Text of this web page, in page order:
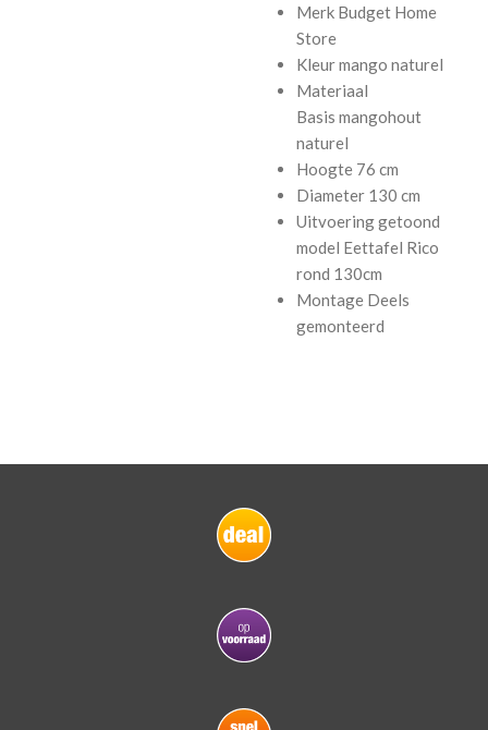
Merk Budget Home
Store
Kleurmango naturel
Materiaal
Basis mangohout
naturel
Hoogte 76 cm
Diameter 130 cm
Uitvoering getoond
model Eettafel Rico
rond 130cm
Montage Deels
gemonteerd